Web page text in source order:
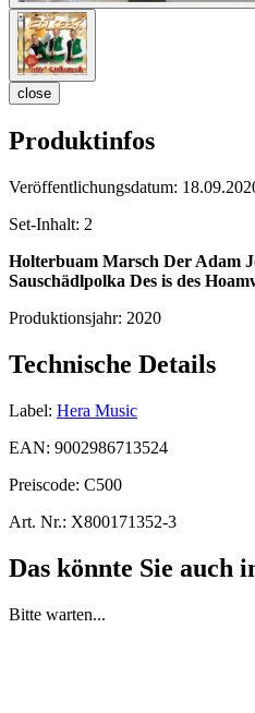
close
Produktinfos
Veröffentlichungsdatum:
Set-Inhalt: 2
Holterbuam Marsch Der Adam
Sauschädlpolka Des is des
Produktionsjahr: 2020
Technische Details
Label: Hera Music
EAN: 9002986713524
Preiscode: C500
Art. Nr.: X800171352-3
Das könnte Sie auch
Bitte warten...